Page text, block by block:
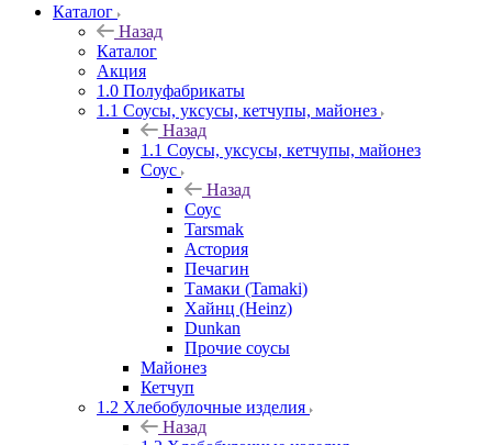
Каталог
Назад
Каталог
Акция
1.0 Полуфабрикаты
1.1 Соусы, уксусы, кетчупы, майонез
Назад
1.1 Соусы, уксусы, кетчупы, майонез
Соус
Назад
Соус
Tarsmak
Астория
Печагин
Тамаки (Tamaki)
Хайнц (Heinz)
Dunkan
Прочие соусы
Майонез
Кетчуп
1.2 Хлебобулочные изделия
Назад